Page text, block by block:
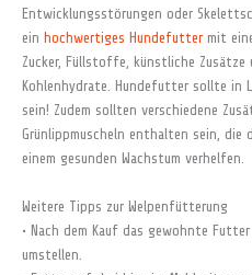
Entwicklungsstörungen oder
ein hochwertiges Hundefutter mit
Zucker, Füllstoffe, künstliche
Kohlenhydrate. Hundefutter sollte in
sein! Zudem sollten verschiedene
Grünlippmuscheln enthalten sein, die
einem gesunden Wachstum verhelfen.
Weitere Tipps zur Welpenfütterung
• Nach dem Kauf das gewohnte
umstellen.